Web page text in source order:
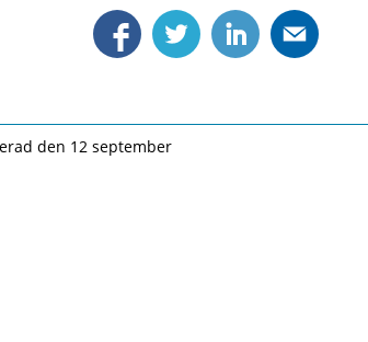
den 12 september